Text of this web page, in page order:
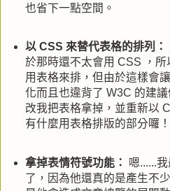
也省下一點空間。
以 CSS 來替代表格的排列：
於那時還不太會用 CSS ，
用表格來排，但由於這樣會
化而且也違背了 W3C 的建
改我把表格拿掉，並重新以
有什麼用表格排版的部分囉！
拿掉表情符號功能：
嗯......
了，因為他還真的是產生不